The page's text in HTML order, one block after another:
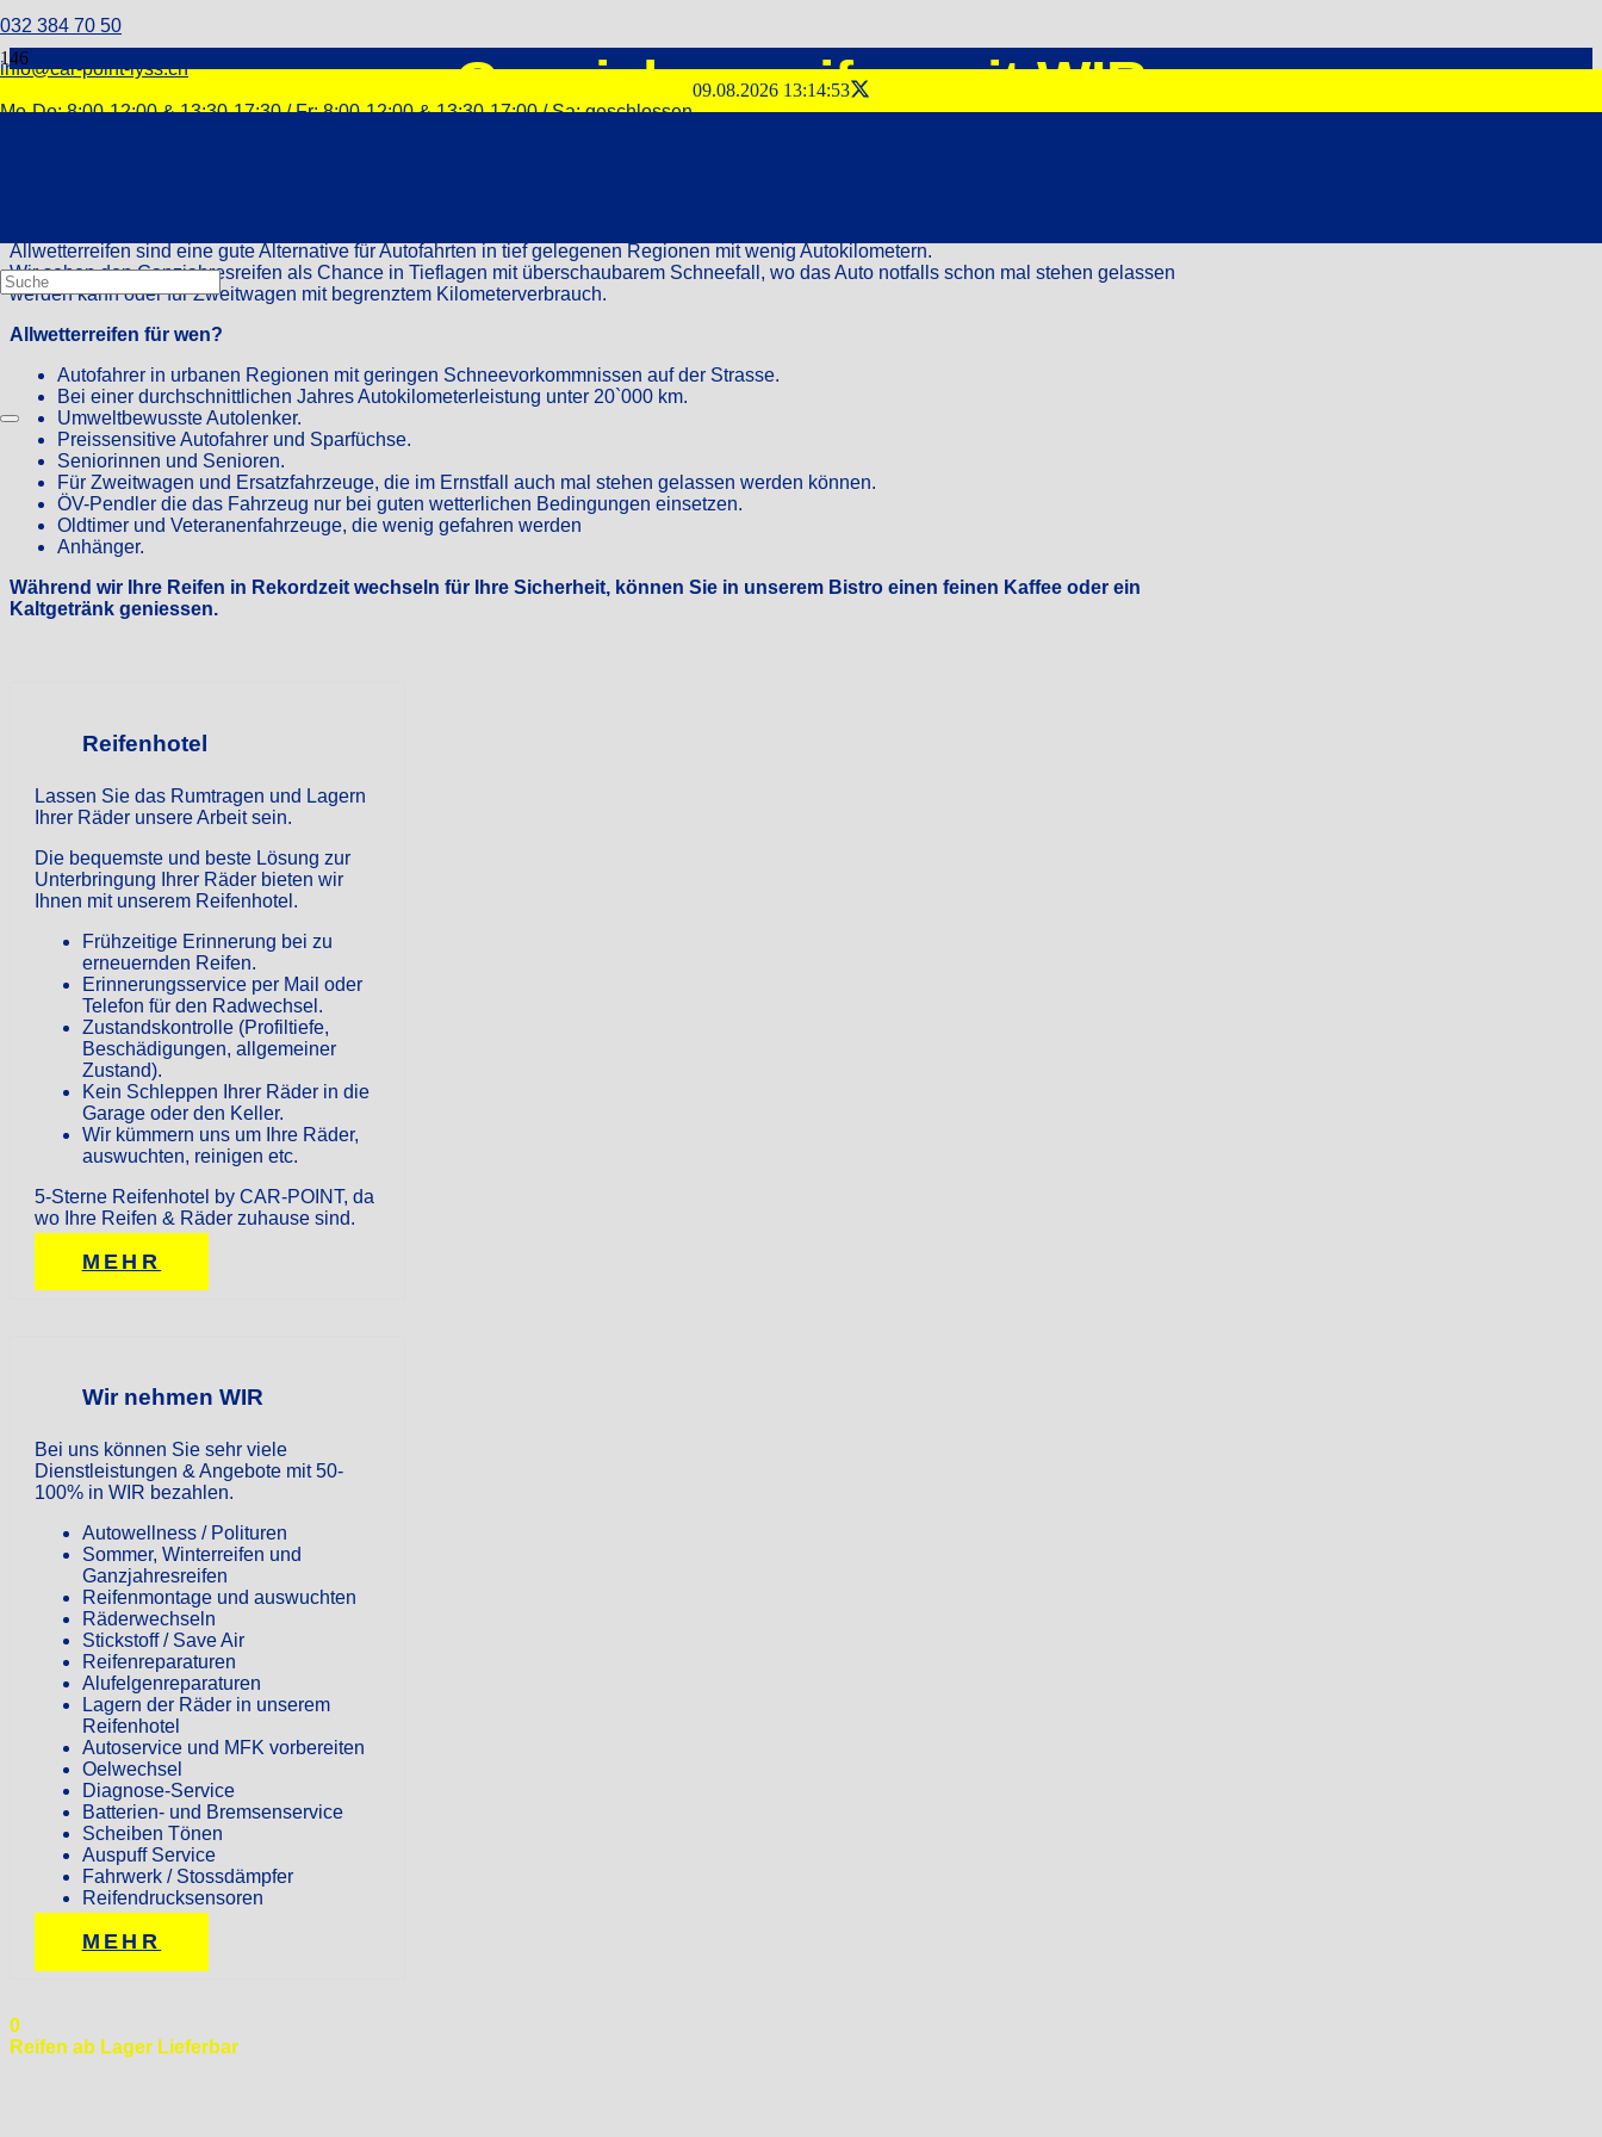
032 384 70 50
info@car-point-lyss.ch
Mo-Do: 8:00-12:00 & 13:30-17:30 / Fr: 8:00-12:00 & 13:30-17:00 / Sa: geschlossen
09.08.2026 13:14:54
Ganzjahresreifen mit WIR
Allwetterreifen sind eine gute Alternative für Autofahrten in tief gelegenen Regionen mit wenig Autokilometern.
Wir sehen den Ganzjahresreifen als Chance in Tieflagen mit überschaubarem Schneefall, wo das Auto notfalls schon mal stehen gelassen
werden kann oder für Zweitwagen mit begrenztem Kilometerverbrauch.
Allwetterreifen für wen?
Autofahrer in urbanen Regionen mit geringen Schneevorkommnissen auf der Strasse.
Bei einer durchschnittlichen Jahres Autokilometerleistung unter 20`000 km.
Umweltbewusste Autolenker.
Preissensitive Autofahrer und Sparfüchse.
Seniorinnen und Senioren.
Für Zweitwagen und Ersatzfahrzeuge, die im Ernstfall auch mal stehen gelassen werden können.
ÖV-Pendler die das Fahrzeug nur bei guten wetterlichen Bedingungen einsetzen.
Oldtimer und Veteranenfahrzeuge, die wenig gefahren werden
Anhänger.
Während wir Ihre Reifen in Rekordzeit wechseln für Ihre Sicherheit, können Sie in unserem Bistro einen feinen Kaffee oder ein
Kaltgetränk geniessen.
Reifenhotel
Lassen Sie das Rumtragen und Lagern
Ihrer Räder unsere Arbeit sein.
Die bequemste und beste Lösung zur
Unterbringung Ihrer Räder bieten wir
Ihnen mit unserem Reifenhotel.
Frühzeitige Erinnerung bei zu
erneuernden Reifen.
Erinnerungsservice per Mail oder
Telefon für den Radwechsel.
Zustandskontrolle (Profiltiefe,
Beschädigungen, allgemeiner
Zustand).
Kein Schleppen Ihrer Räder in die
Garage oder den Keller.
Wir kümmern uns um Ihre Räder,
auswuchten, reinigen etc.
5-Sterne Reifenhotel by CAR-POINT, da
wo Ihre Reifen & Räder zuhause sind.
MEHR
Wir nehmen WIR
Bei uns können Sie sehr viele
Dienstleistungen & Angebote mit 50-
100% in WIR bezahlen.
Autowellness / Polituren
Sommer, Winterreifen und
Ganzjahresreifen
Reifenmontage und auswuchten
Räderwechseln
Stickstoff / Save Air
Reifenreparaturen
Alufelgenreparaturen
Lagern der Räder in unserem
Reifenhotel
Autoservice und MFK vorbereiten
Oelwechsel
Diagnose-Service
Batterien- und Bremsenservice
Scheiben Tönen
Auspuff Service
Fahrwerk / Stossdämpfer
Reifendrucksensoren
MEHR
0
Reifen ab Lager Lieferbar